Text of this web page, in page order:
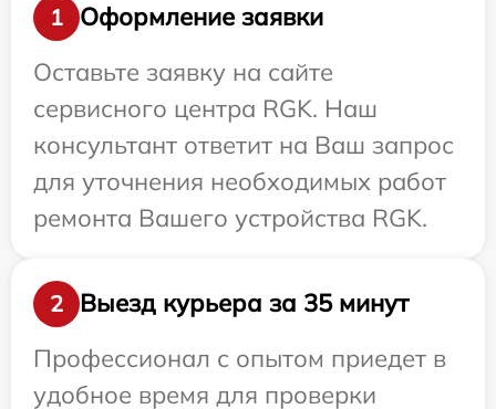
1
Оформление заявки
Оставьте заявку на сайте
сервисного центра RGK. Наш
консультант ответит на Ваш запрос
для уточнения необходимых работ
ремонта Вашего устройства RGK.
2
Выезд курьера за 35 минут
Профессионал с опытом приедет в
удобное время для проверки